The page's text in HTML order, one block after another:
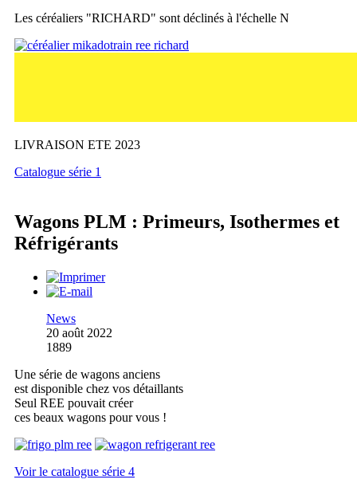
Les céréaliers "RICHARD" sont déclinés à l'échelle N
LIVRAISON ETE 2023
Catalogue série 1
Wagons PLM : Primeurs, Isothermes et
Réfrigérants
News
20 août 2022
1889
Une série de wagons anciens
est disponible chez vos détaillants
Seul REE pouvait créer
ces beaux wagons pour vous !
Voir le catalogue série 4